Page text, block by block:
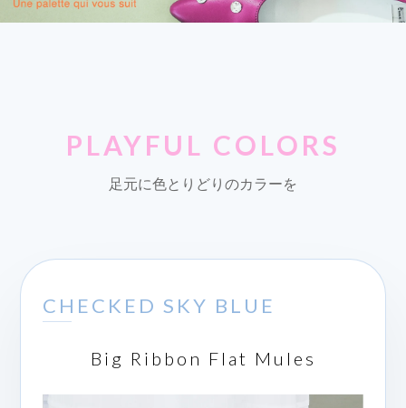
PLAYFUL COLORS
足元に色とりどりのカラーを
CHECKED SKY BLUE
Big Ribbon Flat Mules